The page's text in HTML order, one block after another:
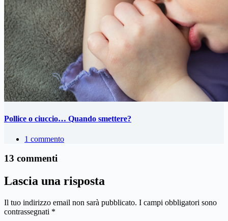
Pollice o ciuccio… Quando smettere?
1 commento
13 commenti
Lascia una risposta
Il tuo indirizzo email non sarà pubblicato. I campi obbligatori sono
contrassegnati *